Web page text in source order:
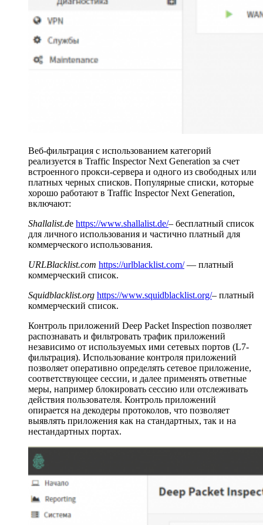
Веб-фильтрация с использованием категорий
реализуется в Traffic Inspector Next Generation за счет
встроенного прокси-сервера и одного из свободных или
платных черных списков. Популярные списки, которые
хорошо работают в Traffic Inspector Next Generation,
включают:
Shallalist.de https://www.shallalist.de/– бесплатный список
для личного использования и частично платный для
коммерческого использования.
URLBlacklist.com https://urlblacklist.com/— платный
коммерческий список.
Squidblacklist.org https://www.squidblacklist.org/– платный
коммерческий список.
Контроль приложений Deep Packet Inspection позволяет
распознавать и фильтровать трафик приложений
независимо от используемых ими сетевых портов (L7-
фильтрация). Использование контроля приложений
позволяет оперативно определять сетевое приложение,
соответствующее сессии, и далее применять ответные
меры, например блокировать сессию или отслеживать
действия пользователя. Контроль приложений
опирается на декодеры протоколов, что позволяет
выявлять приложения как на стандартных, так и на
нестандартных портах.